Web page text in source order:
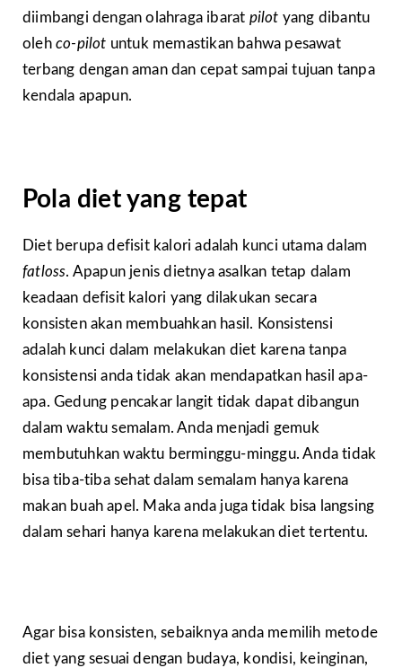
diimbangi dengan olahraga ibarat pilot yang dibantu
oleh co-pilot untuk memastikan bahwa pesawat
terbang dengan aman dan cepat sampai tujuan tanpa
kendala apapun.
Pola diet yang tepat
Diet berupa defisit kalori adalah kunci utama dalam
fatloss. Apapun jenis dietnya asalkan tetap dalam
keadaan defisit kalori yang dilakukan secara
konsisten akan membuahkan hasil. Konsistensi
adalah kunci dalam melakukan diet karena tanpa
konsistensi anda tidak akan mendapatkan hasil apa-
apa. Gedung pencakar langit tidak dapat dibangun
dalam waktu semalam. Anda menjadi gemuk
membutuhkan waktu berminggu-minggu. Anda tidak
bisa tiba-tiba sehat dalam semalam hanya karena
makan buah apel. Maka anda juga tidak bisa langsing
dalam sehari hanya karena melakukan diet tertentu.
Agar bisa konsisten, sebaiknya anda memilih metode
diet yang sesuai dengan budaya, kondisi, keinginan,